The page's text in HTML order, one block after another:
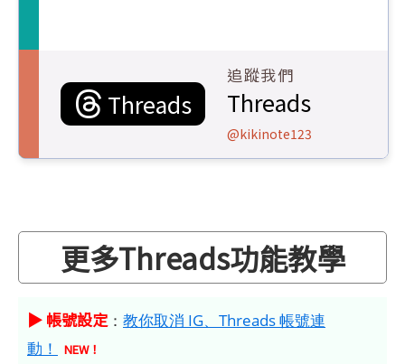
Threads
追蹤我們
Threads
@kikinote123
更多Threads功能教學
▶ 帳號設定： 教你取消 IG、Threads 帳號連
動！
NEW！